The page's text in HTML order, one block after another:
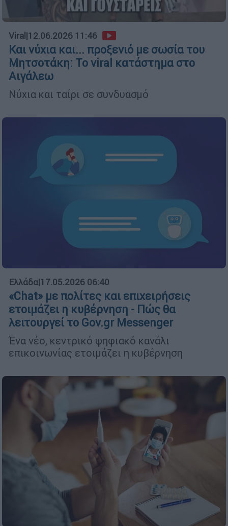
Viral |12.06.2026 11:46
Και νύχια και... προξενιό με σωσία του
Μητσοτάκη: Το viral κατάστημα στο
Αιγάλεω
Νύχια και ταίρι σε συνδυασμό
Ελλάδα|17.05.2026 06:40
«Chat» με πολίτες και επιχειρήσεις
ετοιμάζει η κυβέρνηση - Πώς θα
λειτουργεί το Gov.gr Messenger
Ένα νέο, κεντρικό ψηφιακό κανάλι
επικοινωνίας ετοιμάζει η κυβέρνηση